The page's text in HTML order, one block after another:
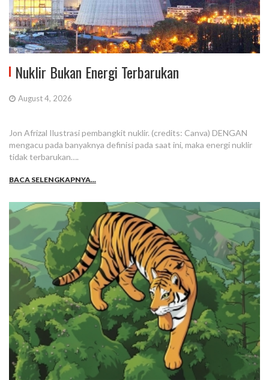
Nuklir Bukan Energi Terbarukan
August 4, 2026
Jon Afrizal Ilustrasi pembangkit nuklir. (credits: Canva) DENGAN
mengacu pada banyaknya definisi pada saat ini, maka energi nuklir
tidak terbarukan….
BACA SELENGKAPNYA...